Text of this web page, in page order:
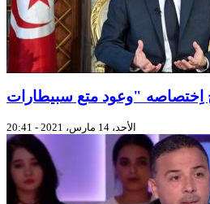
الأحد، 14 مارس، 2021 - 20:41